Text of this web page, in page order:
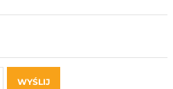
WYŚLIJ